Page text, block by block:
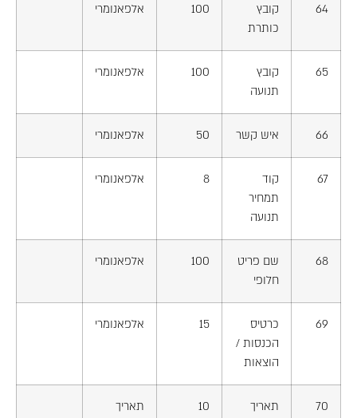
64
קובץ
כותרת
100 אלפאנומרי
65
קובץ
תנועה
100 אלפאנומרי
66 איש קשר 50 אלפאנומרי
67
קוד
תמחיר
תנועה
8 אלפאנומרי
68
שם פריט
חלופי
100 אלפאנומרי
69
כרטיס
הכנסות /
הוצאות
15 אלפאנומרי
70
תאריך
10 תאריך